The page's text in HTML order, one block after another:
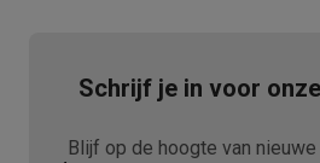
Schrijf je in voor
Blijf op de hoogte van